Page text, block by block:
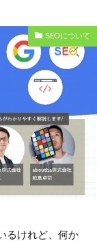
SEOについて
るけれど、何か